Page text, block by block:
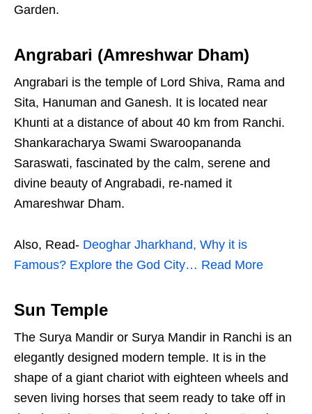
Garden.
Angrabari (Amreshwar Dham)
Angrabari is the temple of Lord Shiva, Rama and
Sita, Hanuman and Ganesh. It is located near
Khunti at a distance of about 40 km from Ranchi.
Shankaracharya Swami Swaroopananda
Saraswati, fascinated by the calm, serene and
divine beauty of Angrabadi, re-named it
Amareshwar Dham.
Also, Read- Deoghar Jharkhand, Why it is
Famous? Explore the God City… Read More
Sun Temple
The Surya Mandir or Surya Mandir in Ranchi is an
elegantly designed modern temple. It is in the
shape of a giant chariot with eighteen wheels and
seven living horses that seem ready to take off in